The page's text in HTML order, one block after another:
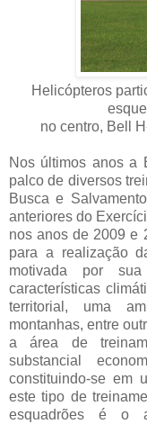
Helicópteros
no centro, Bell
Nos últimos anos a
palco de diversos
Busca e
anteriores do
nos anos de 2009 e
para a realização
motivada por sua
características
territorial, uma
montanhas, entre
a área de
substancial
constituindo-se em
este tipo de
esquadrões é o